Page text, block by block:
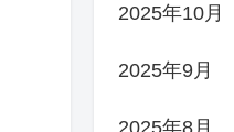
2025年10月
2025年9月
2025年8月